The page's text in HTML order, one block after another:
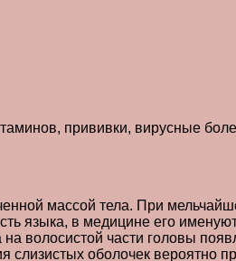
прививки, вирусные
массой тела. При
языка, в медицине его
волосистой части головы
оболочек вероятно